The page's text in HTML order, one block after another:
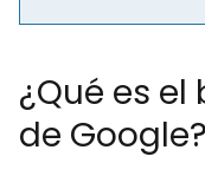
¿Qué es
de Google?